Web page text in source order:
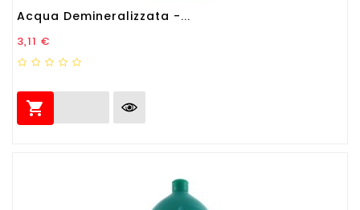
Acqua Demineralizzata -...
Prezzo
3,11 €
